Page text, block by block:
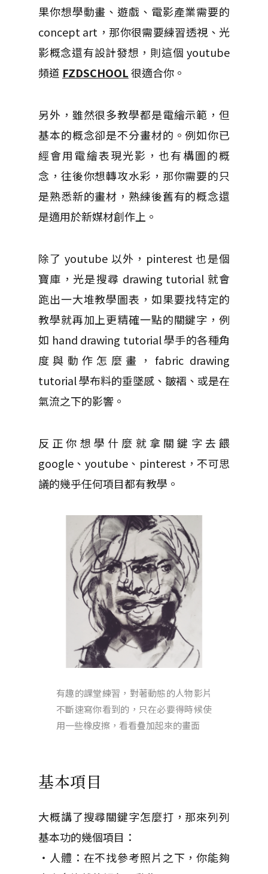
果你想學動畫、遊戲、電影產業需要的
concept art，那你很需要練習透視、光
影概念還有設計發想，則這個 youtube
頻道 FZDSCHOOL很適合你。
另外，雖然很多教學都是電繪示範，但
基本的概念卻是不分畫材的。例如你已
經會用電繪表現光影，也有構圖的概
念，往後你想轉攻水彩，那你需要的只
是熟悉新的畫材，熟練後舊有的概念還
是適用於新媒材創作上。
除了 youtube 以外，pinterest 也是個
寶庫，光是搜尋 drawing tutorial 就會
跑出一大堆教學圖表，如果要找特定的
教學就再加上更精確一點的關鍵字，例
如 hand drawing tutorial 學手的各種角
度與動作怎麼畫，fabric drawing
tutorial 學布料的垂墜感、皺褶、或是在
氣流之下的影響。
反正你想學什麼就拿關鍵字去餵
google、youtube、pinterest，不可思
議的幾乎任何項目都有教學。
有趣的課堂練習，對著動態的人物影片
不斷速寫你看到的，只在必要得時候使
用一些橡皮擦，看看疊加起來的畫面
基本項目
大概講了搜尋關鍵字怎麼打，那來列列
基本功的幾個項目：
・人體：在不找參考照片之下，你能夠